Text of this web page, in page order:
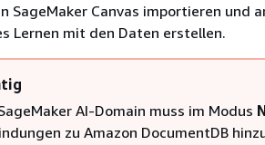
SageMaker Canvas importieren und
Lernen mit den Daten erstellen.
AI-Domain muss im Modus
zu Amazon DocumentDB